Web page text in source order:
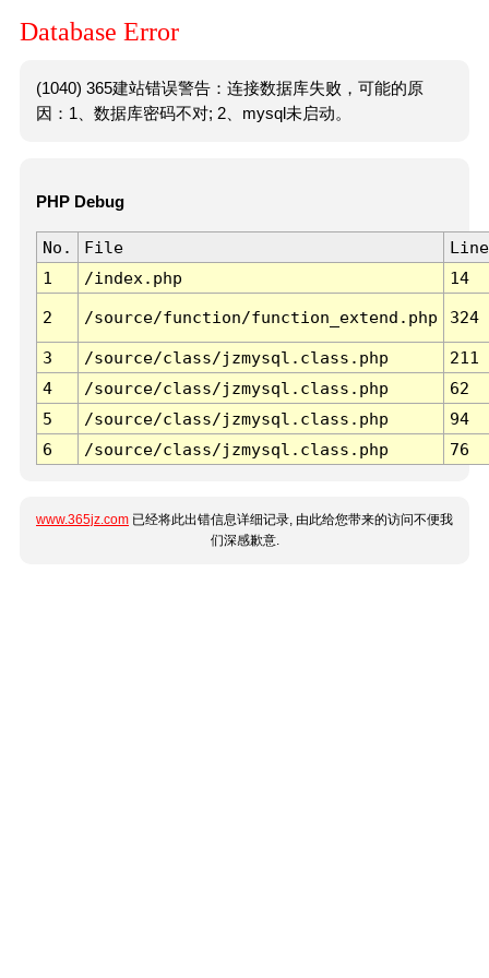
Database Error
(1040) 365建站错误警告：连接数据库失败，可能的原
因：1、数据库密码不对; 2、mysql未启动。
PHP Debug
No. File
Line
1
/index.php 14
2 /source/function/function_extend.php 324
3 /source/class/jzmysql.class.php
211
4
/source/class/jzmysql.class.php
62
5
/source/class/jzmysql.class.php
94
6
/source/class/jzmysql.class.php 76
www.365jz.com 已经将此出错信息详细记录, 由此给您带来的访问不便我
们深感歉意.